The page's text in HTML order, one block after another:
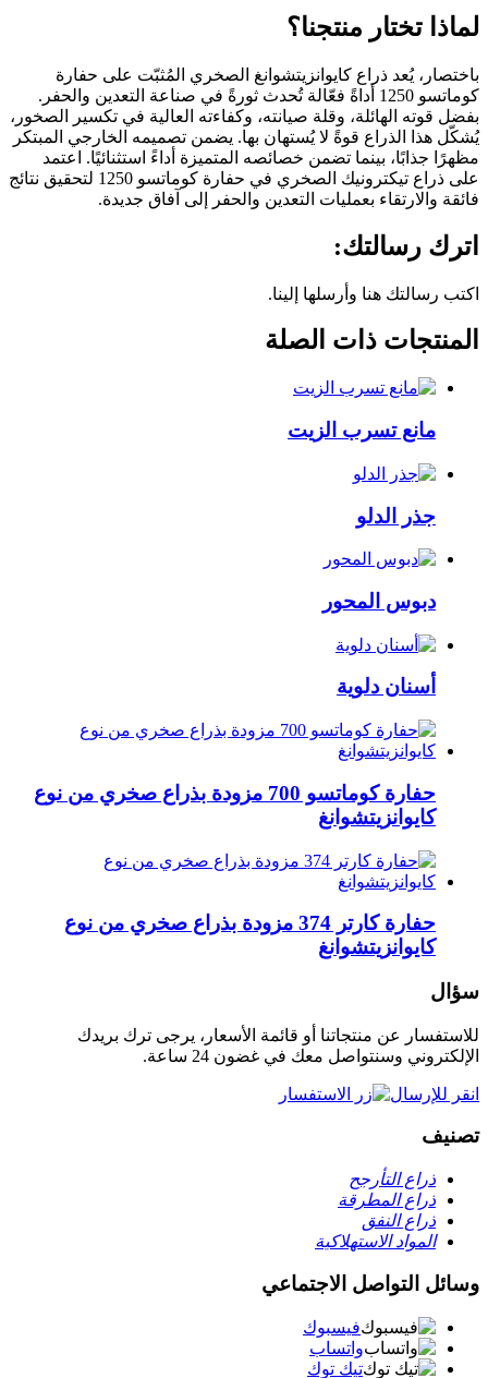
لماذا تختار منتجنا؟
باختصار، يُعد ذراع كايوانزيتشوانغ الصخري المُثبّت على حفارة
كوماتسو 1250 أداةً فعّالة تُحدث ثورةً في صناعة التعدين والحفر.
بفضل قوته الهائلة، وقلة صيانته، وكفاءته العالية في تكسير الصخور،
يُشكّل هذا الذراع قوةً لا يُستهان بها. يضمن تصميمه الخارجي المبتكر
مظهرًا جذابًا، بينما تضمن خصائصه المتميزة أداءً استثنائيًا. اعتمد
على ذراع تيكترونيك الصخري في حفارة كوماتسو 1250 لتحقيق نتائج
فائقة والارتقاء بعمليات التعدين والحفر إلى آفاق جديدة.
اترك رسالتك:
اكتب رسالتك هنا وأرسلها إلينا.
المنتجات ذات الصلة
مانع تسرب الزيت
جذر الدلو
دبوس المحور
أسنان دلوية
حفارة كوماتسو 700 مزودة بذراع صخري من نوع
كايوانزيتشوانغ
حفارة كارتر 374 مزودة بذراع صخري من نوع
كايوانزيتشوانغ
سؤال
للاستفسار عن منتجاتنا أو قائمة الأسعار، يرجى ترك بريدك
الإلكتروني وسنتواصل معك في غضون 24 ساعة.
انقر للإرسال
تصنيف
ذراع التأرجح
ذراع المطرقة
ذراع النفق
المواد الاستهلاكية
وسائل التواصل الاجتماعي
فيسبوك
واتساب
تيك توك